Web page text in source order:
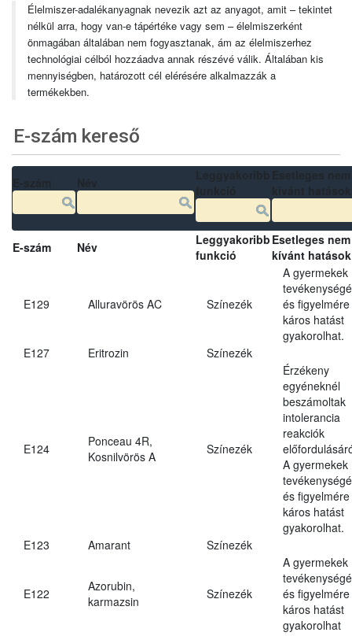
Élelmiszer-adalékanyagnak nevezik azt az anyagot, amit – tekintet
nélkül arra, hogy van-e tápértéke vagy sem – élelmiszerként
önmagában általában nem fogyasztanak, ám az élelmiszerhez
technológiai célból hozzáadva annak részévé válik. Általában kis
mennyiségben, határozott cél elérésére alkalmazzák a
termékekben.
E-szám kereső
E-szám Név
Leggyakoribb
funkció
Esetleges nem
kívánt hatások
E129 Alluravörös AC Színezék
A gyermekek
és figyelmére
káros hatást
gyakorolhat.
E127
Eritrozin Színezék
E124
Ponceau 4R,
Kosnilvörös A
Színezék
Érzékeny
egyéneknél
beszámoltak
intolerancia
reakciók
A gyermekek
és figyelmére
káros hatást
gyakorolhat.
E123
Amarant Színezék
E122
Azorubin,
karmazsin
Színezék
A gyermekek
és figyelmére
káros hatást
gyakorolhat